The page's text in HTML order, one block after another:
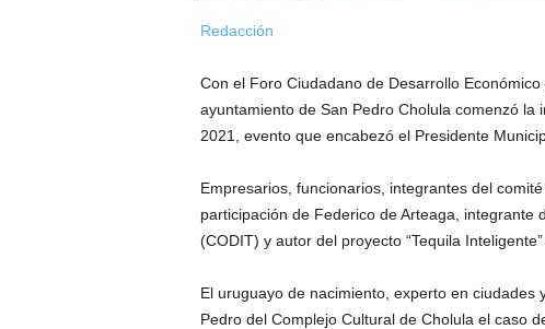
Redacción
Con el Foro Ciudadano de Desarrollo
ayuntamiento de San Pedro Cholula comenzó
2021, evento que encabezó el Presidente
Empresarios, funcionarios, integrantes del
participación de Federico de Arteaga, integrante
(CODIT) y autor del proyecto “Tequila
El uruguayo de nacimiento, experto en
Pedro del Complejo Cultural de Cholula el caso